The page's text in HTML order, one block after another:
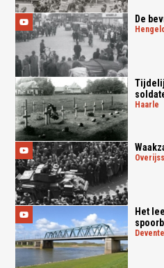
De
haarle
Het